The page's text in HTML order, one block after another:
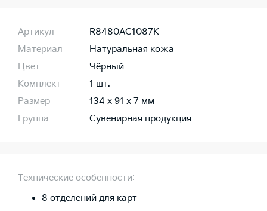
Артикул
R8480AC1087K
Материал
Натуральная кожа
Цвет
Чёрный
Комплект
1 шт.
Размер
134 х 91 х 7 мм
Группа
Сувенирная продукция
Технические особенности:
8 отделений для карт